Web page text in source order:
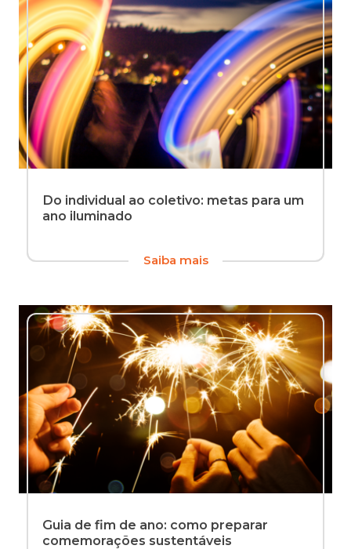
Do individual ao coletivo: metas para um
ano iluminado
Saiba mais
Guia de fim de ano: como preparar
comemorações sustentáveis